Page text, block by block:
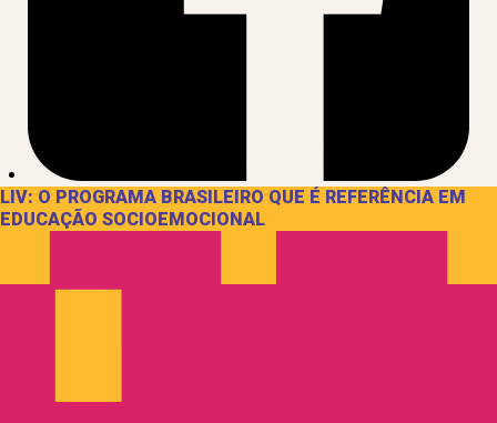
LIV: O PROGRAMA BRASILEIRO QUE É REFERÊNCIA EM
EDUCAÇÃO SOCIOEMOCIONAL